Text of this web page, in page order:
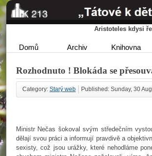
Aristoteles kdysi
Domů Archiv Knihovna
Rozhodnuto ! Blokáda se
Category: Starý web Published: Sunday, 30
Ministr Nečas šokoval svým středečním
dělají svou práci a informují pravdivě a
sexisty, což jsou urážky, které nehodláme